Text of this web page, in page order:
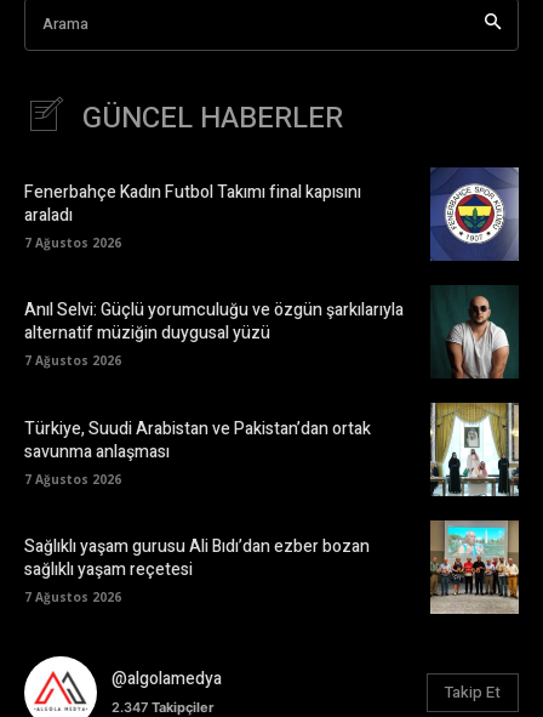
Arama
GÜNCEL HABERLER
Fenerbahçe Kadın Futbol Takımı final kapısını
araladı
7 Ağustos 2026
Anıl Selvi: Güçlü yorumculuğu ve özgün şarkılarıyla
alternatif müziğin duygusal yüzü
7 Ağustos 2026
Türkiye, Suudi Arabistan ve Pakistan’dan ortak
savunma anlaşması
7 Ağustos 2026
Sağlıklı yaşam gurusu Ali Bıdı’dan ezber bozan
sağlıklı yaşam reçetesi
7 Ağustos 2026
@algolamedya
2.347 Takipçiler
Takip Et